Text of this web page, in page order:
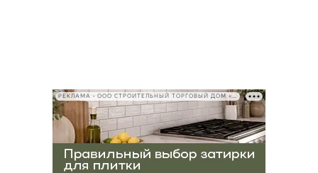
РЕКЛАМА • ООО СТРОИТЕЛЬНЫЙ ТОРГОВЫЙ ДОМ «ПЕТРОВИЧ», ИНН 7802348846